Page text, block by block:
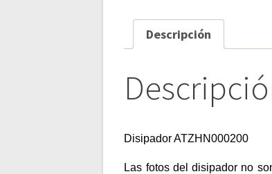
Descripción
Disipador ATZHN000200
Las fotos del disipador no